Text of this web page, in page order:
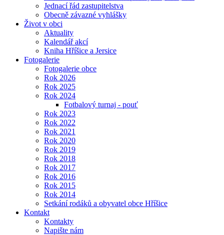
Jednací řád zastupitelstva
Obecně závazné vyhlášky
Život v obci
Aktuality
Kalendář akcí
Kniha Hříšice a Jersice
Fotogalerie
Fotogalerie obce
Rok 2026
Rok 2025
Rok 2024
Fotbalový turnaj - pouť
Rok 2023
Rok 2022
Rok 2021
Rok 2020
Rok 2019
Rok 2018
Rok 2017
Rok 2016
Rok 2015
Rok 2014
Setkání rodáků a obyvatel obce Hříšice
Kontakt
Kontakty
Napište nám